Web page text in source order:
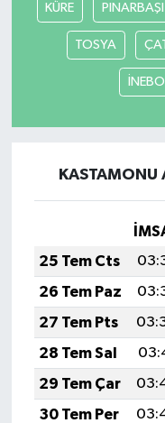
KÜRE PINARBAŞI
TOSYA
KASTAMONU
25 Tem Cts
26 Tem Paz
27 Tem Pts
28 Tem Sal
29 Tem Çar
30 Tem Per